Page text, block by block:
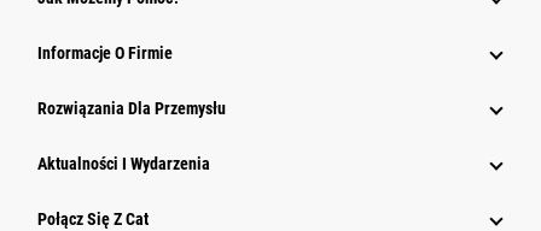
Informacje O Firmie
Rozwiązania Dla Przemysłu
Aktualności I Wydarzenia
Połącz Się Z Cat